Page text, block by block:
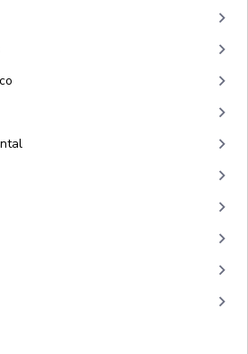
keyboard_arrow_right
keyboard_arrow_right
keyboard_arrow_right
keyboard_arrow_right
keyboard_arrow_right
keyboard_arrow_right
keyboard_arrow_right
keyboard_arrow_right
keyboard_arrow_right
keyboard_arrow_right